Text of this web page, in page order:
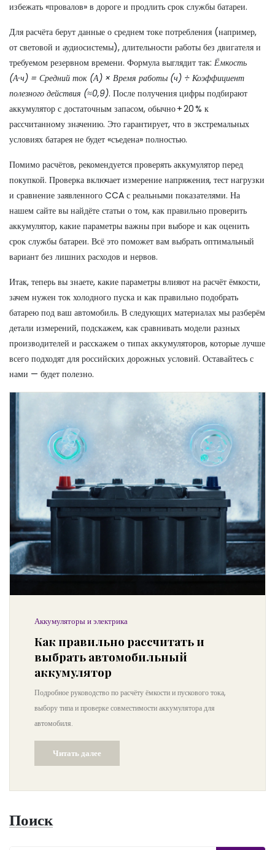
избежать «провалов» в дороге и продлить срок службы батареи.
Для расчёта берут данные о среднем токе потребления (например,
от световой и аудиосистемы), длительности работы без двигателя и
требуемом резервном времени. Формула выглядит так: Ёмкость
(А·ч) = Средний ток (А) × Время работы (ч) ÷ Коэффициент
полезного действия (≈0,9). После получения цифры подбирают
аккумулятор с достаточным запасом, обычно + 20 % к
рассчитанному значению. Это гарантирует, что в экстремальных
условиях батарея не будет «съедена» полностью.
Помимо расчётов, рекомендуется проверять аккумулятор перед
покупкой. Проверка включает измерение напряжения, тест нагрузки
и сравнение заявленного CCA с реальными показателями. На
нашем сайте вы найдёте статьи о том, как правильно проверить
аккумулятор, какие параметры важны при выборе и как оценить
срок службы батареи. Всё это поможет вам выбрать оптимальный
вариант без лишних расходов и нервов.
Итак, теперь вы знаете, какие параметры влияют на расчёт ёмкости,
зачем нужен ток холодного пуска и как правильно подобрать
батарею под ваш автомобиль. В следующих материалах мы разберём
детали измерений, подскажем, как сравнивать модели разных
производителей и расскажем о типах аккумуляторов, которые лучше
всего подходят для российских дорожных условий. Оставайтесь с
нами — будет полезно.
Аккумуляторы и электрика
Как правильно рассчитать и
выбрать автомобильный
аккумулятор
Подробное руководство по расчёту ёмкости и пускового тока,
выбору типа и проверке совместимости аккумулятора для
автомобиля.
Читать далее
Поиск